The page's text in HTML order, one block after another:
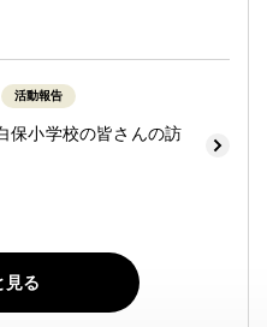
活動報告
小学校の皆さんの訪
見る